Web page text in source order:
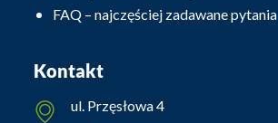
FAQ – najczęściej zadawane pytania
Kontakt
ul. Przęsłowa 4